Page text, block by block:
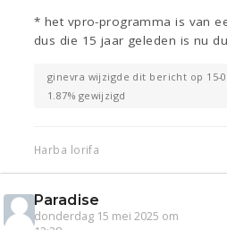
* het vpro-programma is van
dus die 15 jaar geleden is nu
ginevra wijzigde dit bericht op 15-
1.87% gewijzigd
Harba lorifa
Paradise
donderdag 15 mei 2025 om